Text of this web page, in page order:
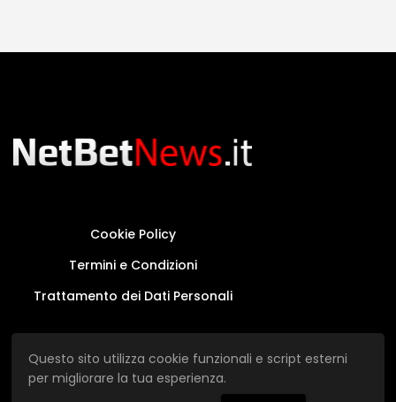
Questo sito utilizza cookie funzionali e script esterni
per migliorare la tua esperienza.
Cookie Policy
Termini e Condizioni
Trattamento dei Dati Personali
Questo sito non rappresenta una testata
giornalistica in quanto viene aggiornato senza
alcuna periodicità.